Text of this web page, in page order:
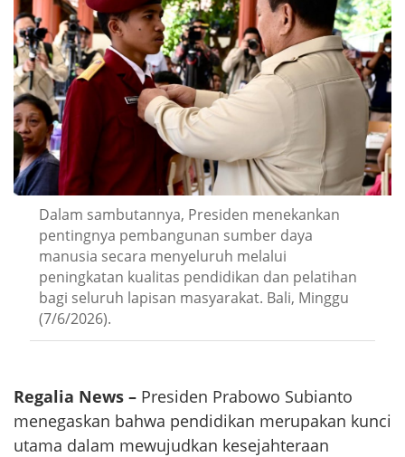
Dalam sambutannya, Presiden menekankan
pentingnya pembangunan sumber daya
manusia secara menyeluruh melalui
peningkatan kualitas pendidikan dan pelatihan
bagi seluruh lapisan masyarakat. Bali, Minggu
(7/6/2026).
Regalia News – Presiden Prabowo Subianto
menegaskan bahwa pendidikan merupakan kunci
utama dalam mewujudkan kesejahteraan